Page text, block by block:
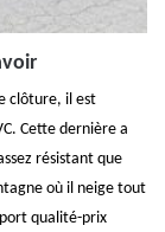
clôture, il est
Cette dernière a
résistant que
où il neige tout
qualité-prix